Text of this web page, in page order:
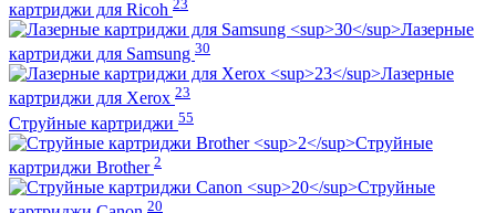
картриджи для Ricoh
Лазерные
картриджи для Samsung 30
Лазерные
картриджи для Xerox 23
Струйные картриджи 55
Струйные
картриджи Brother 2
Струйные
20